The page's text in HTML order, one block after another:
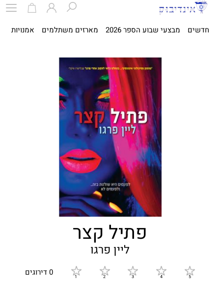
חדשים מבצעי שבוע הספר 2026 מארזים משתלמים אמנויות
פתיל קצר
ליין פרגו
0 דירוגים